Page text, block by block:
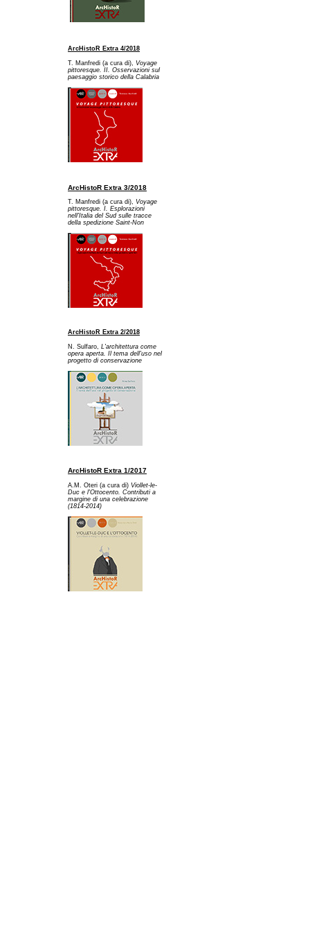
ArcHistoR Extra 4/2018
T. Manfredi (a cura di), Voyage
pittoresque. II. Osservazioni sul
paesaggio storico della Calabria
ArcHistoR Extra 3/2018
T. Manfredi (a cura di), Voyage
pittoresque. I. Esplorazioni
nell'Italia del Sud sulle tracce
della spedizione Saint-Non
ArcHistoR Extra 2/2018
N. Sulfaro, L'architettura come
opera aperta. Il tema dell'uso nel
progetto di conservazione
ArcHistoR Extra 1/2017
A.M. Oteri (a cura di) Viollet-le-
Duc e l'Ottocento. Contributi a
margine di una celebrazione
(1814-2014)